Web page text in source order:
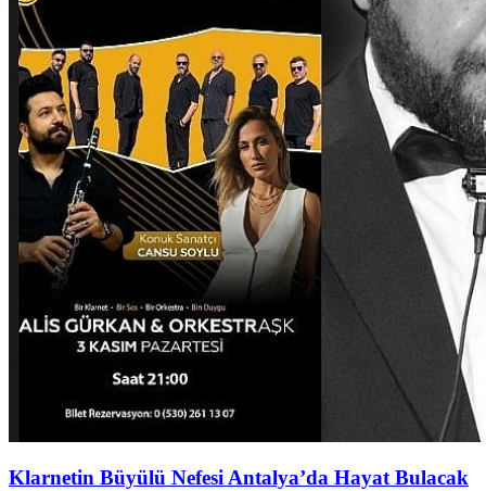
Klarnetin Büyülü Nefesi Antalya’da Hayat Bulacak